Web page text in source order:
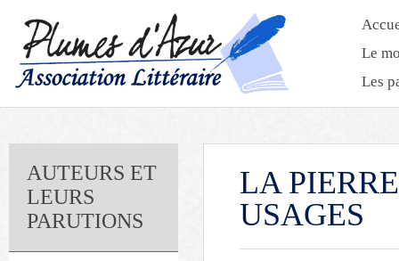
Le
Les
AUTEURS ET
LEURS
PARUTIONS
LA
USAGES